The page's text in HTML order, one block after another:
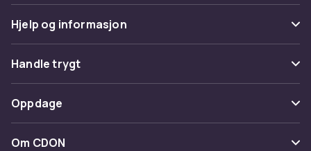
Hjelp og informasjon
Vanlige spørsmål
Spor pakke
Angre & returner her
Kontakt oss
Handle trygt
Betaling
Levering
Oppdage
Kategorier
Om CDON